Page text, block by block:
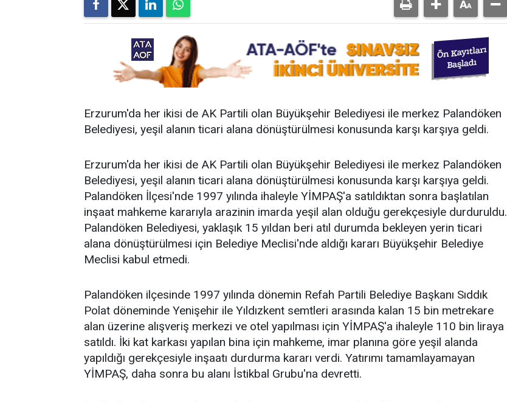
Erzurum'da her ikisi de AK Partili olan Büyükşehir Belediyesi ile merkez Palandöken
Belediyesi, yeşil alanın ticari alana dönüştürülmesi konusunda karşı karşıya geldi.
Erzurum'da her ikisi de AK Partili olan Büyükşehir Belediyesi ile merkez Palandöken
Belediyesi, yeşil alanın ticari alana dönüştürülmesi konusunda karşı karşıya geldi.
Palandöken İlçesi'nde 1997 yılında ihaleyle YİMPAŞ'a satıldıktan sonra başlatılan
inşaat mahkeme kararıyla arazinin imarda yeşil alan olduğu gerekçesiyle durduruldu.
Palandöken Belediyesi, yaklaşık 15 yıldan beri atıl durumda bekleyen yerin ticari
alana dönüştürülmesi için Belediye Meclisi'nde aldığı kararı Büyükşehir Belediye
Meclisi kabul etmedi.
Palandöken ilçesinde 1997 yılında dönemin Refah Partili Belediye Başkanı Sıddık
Polat döneminde Yenişehir ile Yıldızkent semtleri arasında kalan 15 bin metrekare
alan üzerine alışveriş merkezi ve otel yapılması için YİMPAŞ'a ihaleyle 110 bin liraya
satıldı. İki kat karkası yapılan bina için mahkeme, imar planına göre yeşil alanda
yapıldığı gerekçesiyle inşaatı durdurma kararı verdi. Yatırımı tamamlayamayan
YİMPAŞ, daha sonra bu alanı İstikbal Grubu'na devretti.